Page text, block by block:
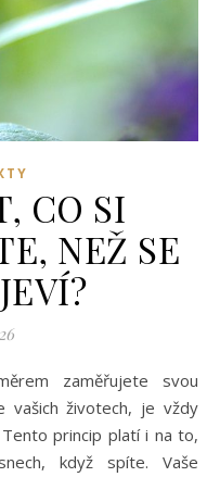
CO SI
NEŽ SE
životech, je vždy
princip platí i na to,
když spíte. Vaše